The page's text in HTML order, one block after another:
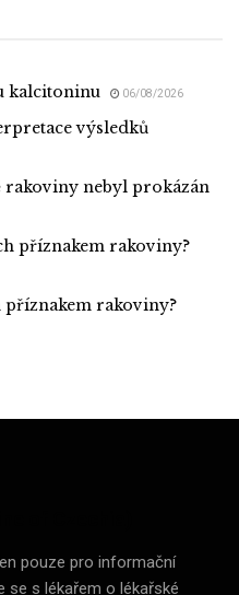
kalcitoninu 06/08/2026
výsledků
nebyl prokázán
příznakem rakoviny?
příznakem rakoviny?
pouze pro informační
se s lékařem o lékařské